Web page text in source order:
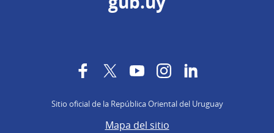
FacebookTwitterYouTubeInstagram
Sitio oficial de la República Oriental del Uruguay
Mapa del sitio